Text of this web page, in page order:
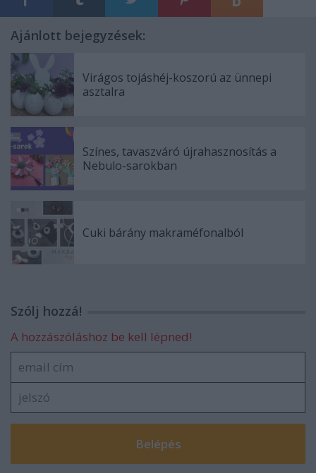
Ajánlott bejegyzések:
Virágos tojáshéj-koszorú az ünnepi
asztalra
Színes, tavaszváró újrahasznosítás a
Nebulo-sarokban
Cuki bárány makraméfonalból
Szólj hozzá!
A hozzászóláshoz be kell lépned!